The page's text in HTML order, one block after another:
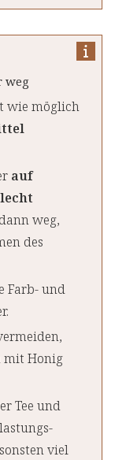
weg
wie möglich
auf
weg,
des
Farb- und
mit Honig
Tee und
viel